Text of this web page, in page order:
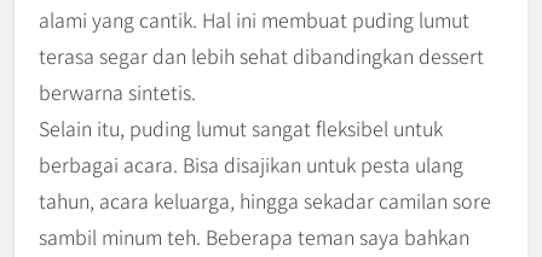
alami yang cantik. Hal ini membuat puding lumut
terasa segar dan lebih sehat dibandingkan dessert
berwarna sintetis.
Selain itu, puding lumut sangat fleksibel untuk
berbagai acara. Bisa disajikan untuk pesta ulang
tahun, acara keluarga, hingga sekadar camilan sore
sambil minum teh. Beberapa teman saya bahkan